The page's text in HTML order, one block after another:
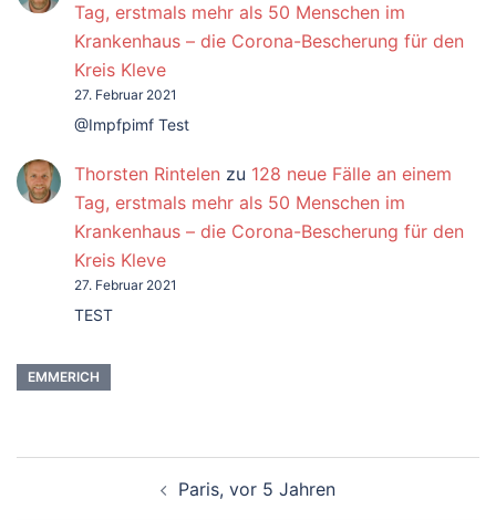
Tag, erstmals mehr als 50 Menschen im
Krankenhaus – die Corona-Bescherung für den
Kreis Kleve
27. Februar 2021
@Impfpimf Test
Thorsten Rintelen zu 128 neue Fälle an einem
Tag, erstmals mehr als 50 Menschen im
Krankenhaus – die Corona-Bescherung für den
Kreis Kleve
27. Februar 2021
TEST
EMMERICH
Paris, vor 5 Jahren